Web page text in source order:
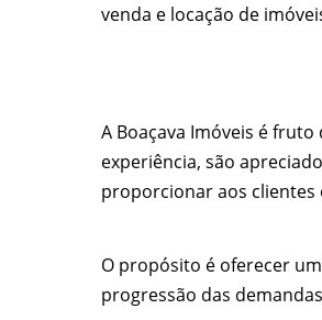
venda e locação de
A Boaçava Imóveis é
experiência, são
proporcionar aos clientes
O propósito é oferecer
progressão das